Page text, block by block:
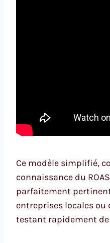
Ce modèle simplifié,
connaissance du
parfaitement
entreprises locales
testant rapidement